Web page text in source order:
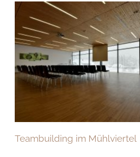
Teambuilding im Mühlviertel